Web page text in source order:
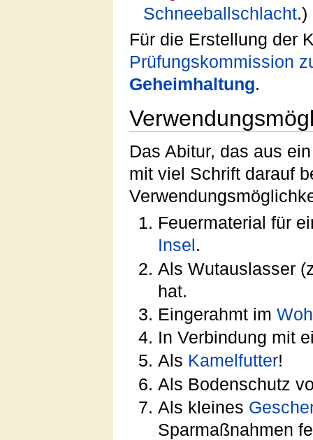
Schneeballschlacht.)
Für die Erstellung der
Prüfungskommission
Geheimhaltung.
Das Abitur, das aus
mit viel Schrift darauf
Feuermaterial für
Insel .
Als Wutauslasser
hat.
Eingerahmt im
In Verbindung mit
Als Kamelfutter!
Als Bodenschutz
Als kleines
Sparmaßnahmen